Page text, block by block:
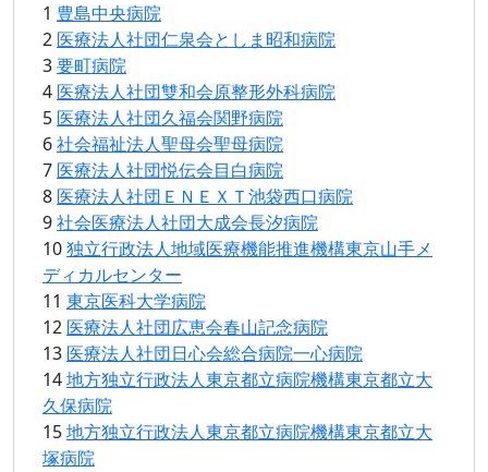
1 豊島中央病院
2 医療法人社団仁泉会としま昭和病院
3要町病院
4 医療法人社団雙和会原整形外科病院
5 医療法人社団久福会関野病院
6社会福祉法人聖母会聖母病院
7 医療法人社団悦伝会目白病院
8 医療法人社団ＥＮＥＸＴ池袋西口病院
9社会医療法人社団大成会長汐病院
10独立行政法人地域医療機能推進機構東京山手メ
ディカルセンター
11 東京医科大学病院
12 医療法人社団広恵会春山記念病院
13 医療法人社団日心会総合病院一心病院
14地方独立行政法人東京都立病院機構東京都立大
久保病院
15地方独立行政法人東京都立病院機構東京都立大
塚病院